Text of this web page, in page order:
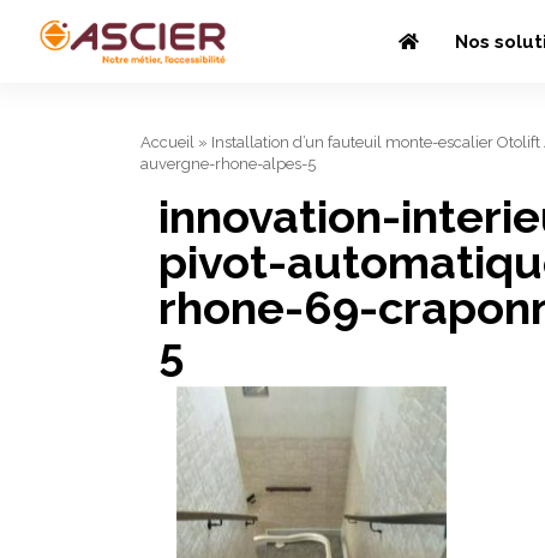
Nos
Accueil » Installation d’un fauteuil monte-escalier Otolift
auvergne-rhone-alpes-5
innovation-
pivot-
rhone-69-
5